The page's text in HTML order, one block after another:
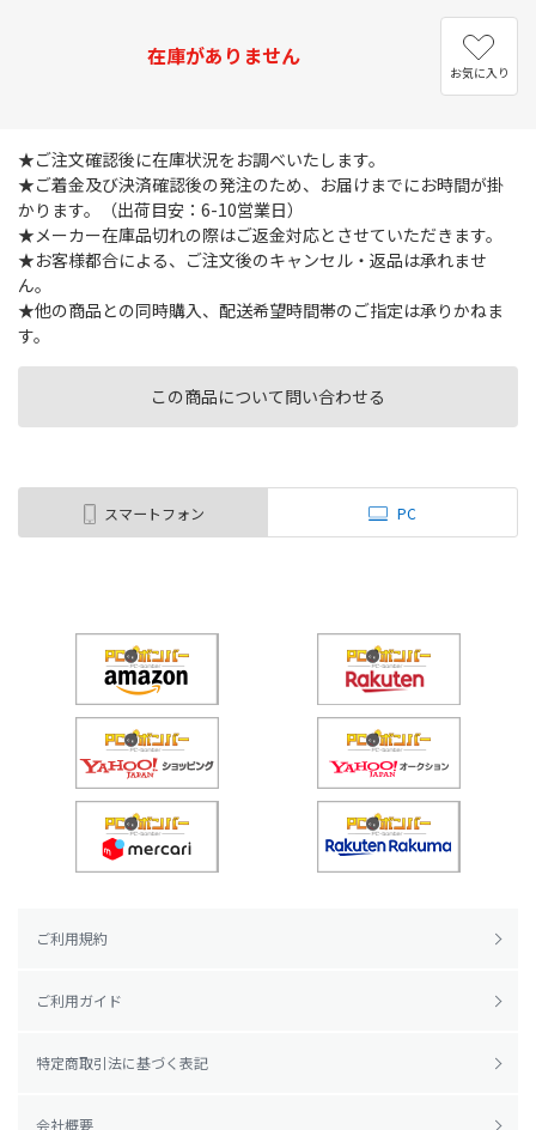
この商品について問い合わせる
在庫がありません
お気に入り
★ご注文確認後に在庫状況をお調べいたします。
★ご着金及び決済確認後の発注のため、お届けまでにお時間が掛
かります。（出荷目安：6-10営業日）
★メーカー在庫品切れの際はご返金対応とさせていただきます。
★お客様都合による、ご注文後のキャンセル・返品は承れませ
ん。
★他の商品との同時購入、配送希望時間帯のご指定は承りかねま
す。
スマートフォン PC
ご利用規約
ご利用ガイド
特定商取引法に基づく表記
会社概要